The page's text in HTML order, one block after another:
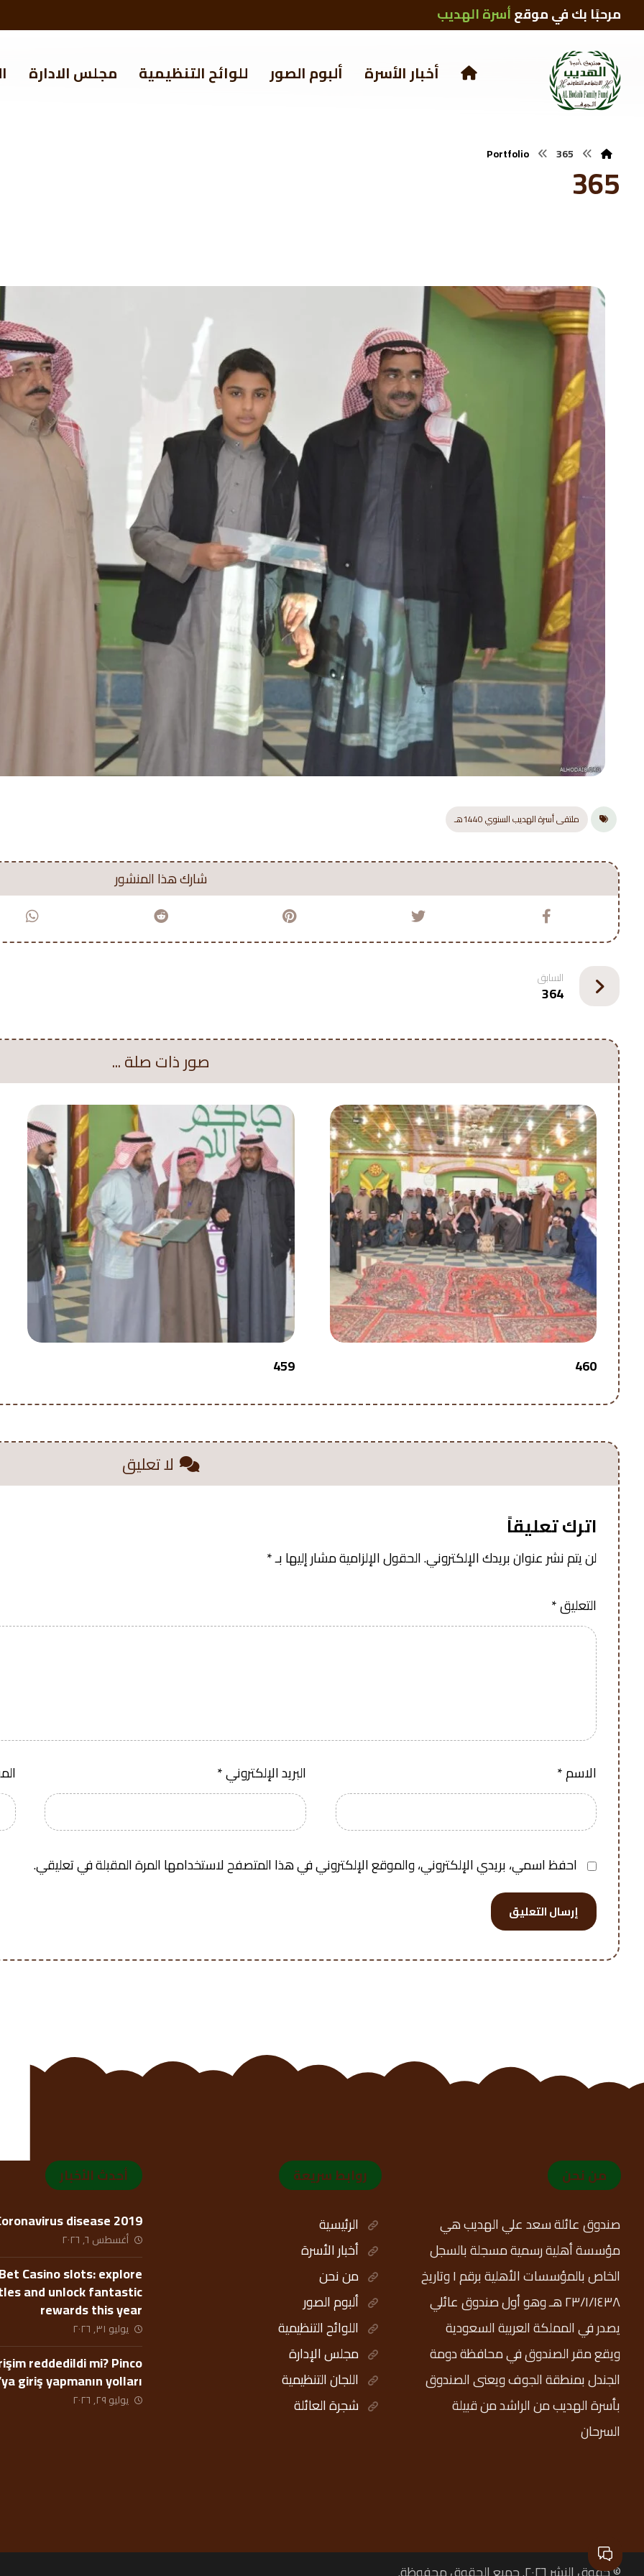
مرحبًا بك في موقعأسرة الهديب
أخبار الأسرة ألبوم الصور للوائح التنظيمية مجلس الادارة
Portfolio 365
365
ملتقى أسرة الهديب السنوي 1440هـ
السابق
364
صور ذات صلة ...
460
459
لا تعليق
اترك تعليقاً
لن يتم نشر عنوان بريدك الإلكتروني.الحقول الإلزامية مشار إليها بـ*
التعليق*
الاسم* البريد الإلكتروني*
احفظ اسمي، بريدي الإلكتروني، والموقع الإلكتروني في هذا المتصفح لاستخدامها المرة المقبلة في تعليقي.
إرسال التعليق
من نحن
صندوق عائلة سعد علي الهديب هي
مؤسسة أهلية رسمية مسجلة بالسجل
الخاص بالمؤسسات الأهلية برقم ١ وتاريخ
٢٣/١/١٤٣٨ هـ وهو أول صندوق عائلي
يصدر في المملكة العربية السعودية
ويقع مقر الصندوق في محافظة دومة
الجندل بمنطقة الجوف ويعنى الصندوق
بأسرة الهديب من الراشد من قبيلة
السرحان
روابط سريعة
الرئيسية
أخبار الأسرة
من نحن
ألبوم الصور
اللوائح التنظيمية
مجلس الإدارة
اللجان التنظيمية
شجرة العائلة
أحدث الأخبار
disease 2019
أغسطس ٦, ٢٠٢٦
Casino slots: explore
and unlock fantastic
rewards this year
يوليو ٣١, ٢٠٢٦
reddedildi mi? Pinco
giriş yapmanın yolları
يوليو ٢٩, ٢٠٢٦